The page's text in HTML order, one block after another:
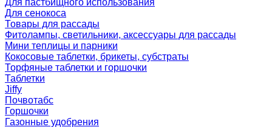
Для пастбищного использования
Для сенокоса
Товары для рассады
Фитолампы, светильники, аксессуары для рассады
Мини теплицы и парники
Кокосовые таблетки, брикеты, субстраты
Торфяные таблетки и горшочки
Таблетки
Jiffy
Почвотабс
Горшочки
Газонные удобрения